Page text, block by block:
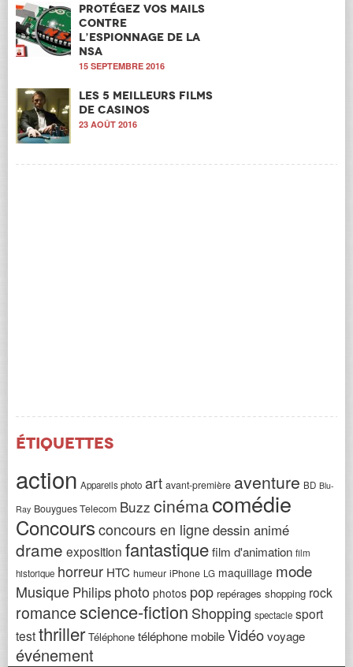
Protégez vos mails
contre
l’espionnage de la
NSA
15 SEPTEMBRE 2016
Les 5 meilleurs films
de casinos
23 AOÛT 2016
Étiquettes
action Appareils photo art avant-première aventure BD Blu-
Ray Bouygues Telecom Buzz cinémacomédie
Concoursconcours en lignedessin animé
drame exposition fantastiquefilm d'animation film
historique horreur HTC humeur iPhone LG maquillage mode
Musique Philips photo photos pop repérages shopping rock
romancescience-fiction Shopping spectacle sport
testthriller Téléphone téléphone mobileVidéovoyage
événement